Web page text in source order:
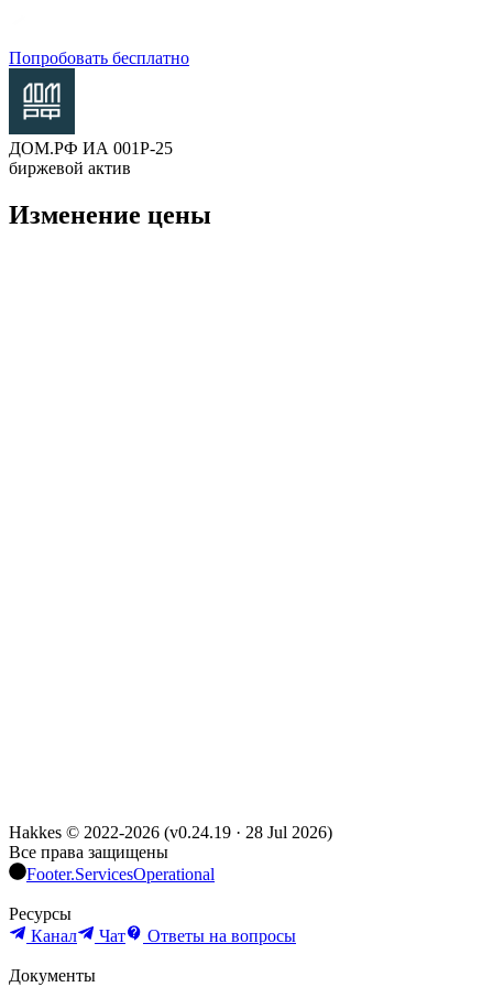
Попробовать бесплатно
ДОМ.РФ ИА 001Р-25
биржевой актив
Изменение цены
Hakkes © 2022-2026 (v0.24.19 · 28 Jul 2026)
Все права защищены
Footer.ServicesOperational
Ресурсы
Канал
Чат Ответы на вопросы
Документы